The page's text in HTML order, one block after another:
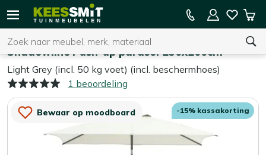
Kees
Tuinmeubelen
Zoeken
U heeft geen product(en) in uw winkelwagen.
15% kassakorting op de hele collectie
Shadowline Push-up parasol 250x200cm
Light Grey (incl. 50 kg voet) (incl. beschermhoes)
1 beoordeling
Bewaar op moodboard -15% kassakorting